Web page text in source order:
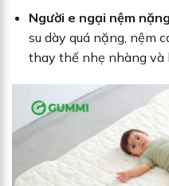
Người e ngại nệm
su dày quá nặng, nệm
thay thế nhẹ nhàng và